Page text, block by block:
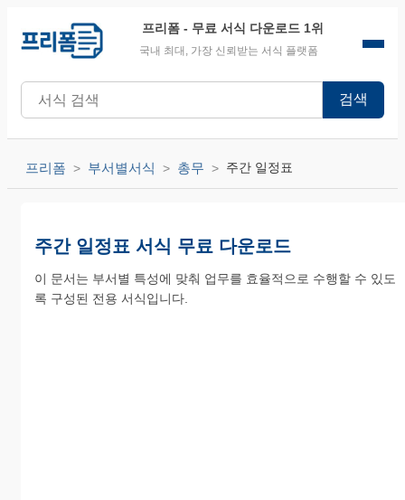
프리폼 - 무료 서식 다운로드 1위
국내 최대, 가장 신뢰받는 서식 플랫폼
검색
프리폼 부서별서식 총무 주간 일정표
주간 일정표 서식 무료 다운로드
이 문서는 부서별 특성에 맞춰 업무를 효율적으로 수행할 수 있도
록 구성된 전용 서식입니다.